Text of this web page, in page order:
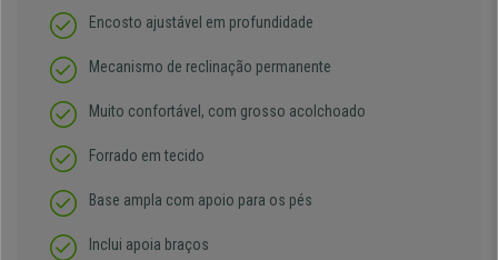
Encosto ajustável em profundidade
Mecanismo de reclinação permanente
Muito confortável, com grosso acolchoado
Forrado em tecido
Base ampla com apoio para os pés
Inclui apoia braços